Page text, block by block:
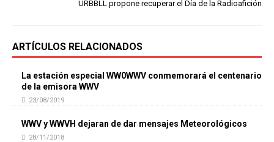
URBBLL propone recuperar el Día de la Radioafición
ARTÍCULOS RELACIONADOS
La estación especial WW0WWV conmemorará el centenario
de la emisora WWV
23/08/2019
WWV y WWVH dejaran de dar mensajes Meteorológicos
28/11/2018